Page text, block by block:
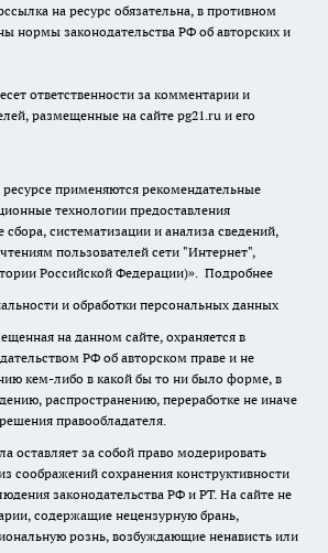
на ресурс обязательна, в противном
нормы законодательства РФ об авторских и
ответственности за комментарии и
размещенные на сайте pg21.ru и его
применяются рекомендательные
технологии предоставления
систематизации и анализа сведений,
пользователей сети "Интернет",
Российской Федерации)». Подробнее
и обработки персональных данных
на данном сайте, охраняется в
РФ об авторском праве и не
кем-либо в какой бы то ни было форме, в
распространению, переработке не иначе
правообладателя.
оставляет за собой право модерировать
соображений сохранения конструктивности
законодательства РФ и РТ. На сайте не
содержащие нецензурную брань,
рознь, возбуждающие ненависть или